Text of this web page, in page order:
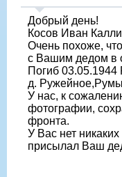
Добрый день!
Косов Иван
Очень похоже,
с Вашим дедом в
Погиб
д.
У нас, к
фотографии,
фронта.
У Вас нет
присылал Ваш